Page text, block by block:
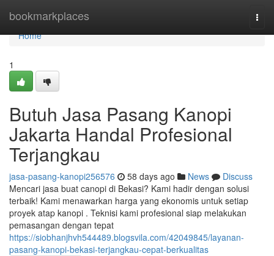
bookmarkplaces
Home
Home
1
Butuh Jasa Pasang Kanopi
Jakarta Handal Profesional
Terjangkau
jasa-pasang-kanopi256576 58 days ago News
Discuss
Mencari jasa buat canopi di Bekasi? Kami hadir dengan solusi
terbaik! Kami menawarkan harga yang ekonomis untuk setiap
proyek atap kanopi . Teknisi kami profesional siap melakukan
pemasangan dengan tepat
https://siobhanjhvh544489.blogsvila.com/42049845/layanan-
pasang-kanopi-bekasi-terjangkau-cepat-berkualitas